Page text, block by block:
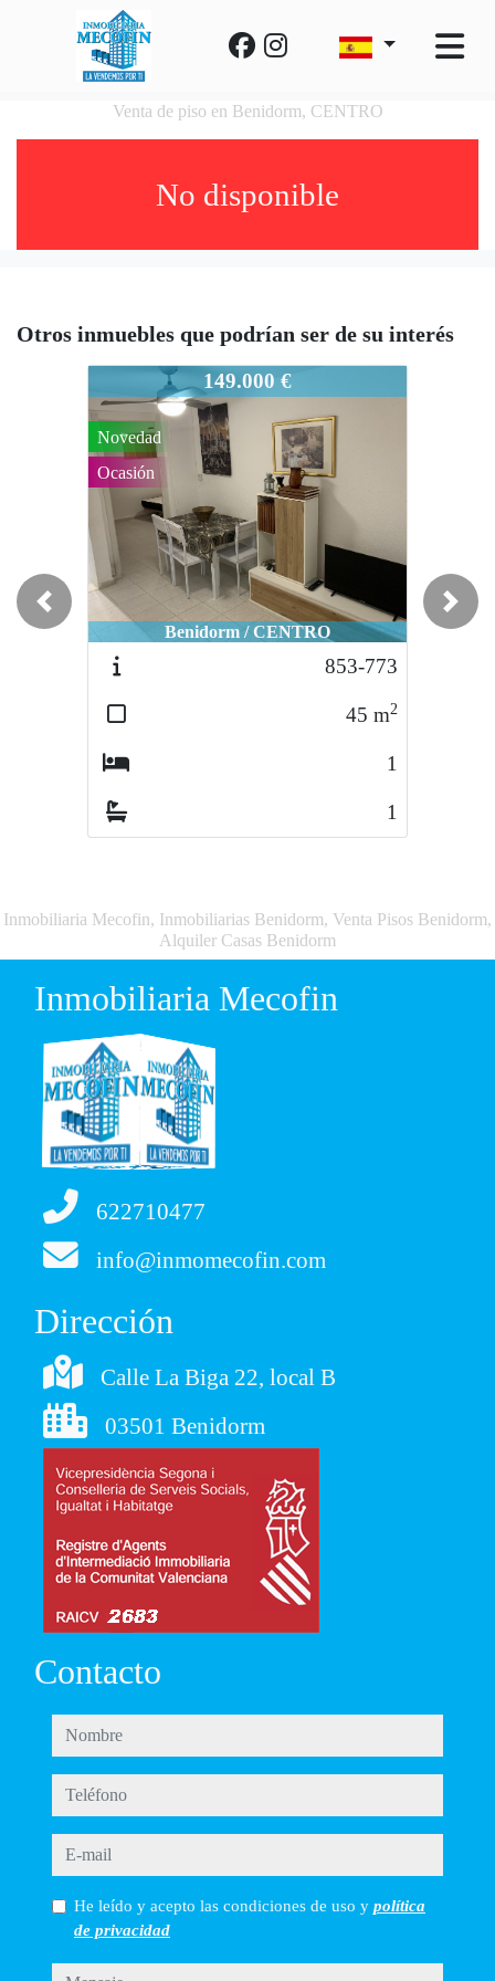
Venta de piso en Benidorm, CENTRO
No disponible
Otros inmuebles que podrían ser de su interés
966-977
149.000 €
Benidorm / CENTRO
Novedad
Ocasión
853-773
45 m2
1
1
Previous Next
Inmobiliaria Mecofin, Inmobiliarias Benidorm, Venta Pisos Benidorm,
Alquiler Casas Benidorm
Inmobiliaria Mecofin
622710477
info@inmomecofin.com
Dirección
Calle La Biga 22, local B
03501 Benidorm
Contacto
nombre
teléfono
e-mail
He leído y acepto las condiciones de uso y política
de privacidad